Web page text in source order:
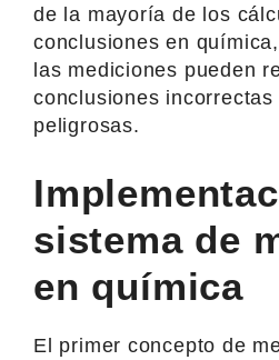
de la mayoría de los
conclusiones en
las mediciones pueden
conclusiones
peligrosas.
sistema de
en química
El primer concepto de